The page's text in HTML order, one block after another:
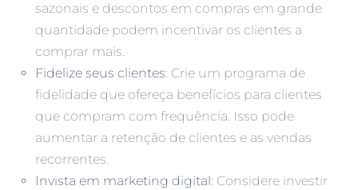
sazonais e descontos em compras em grande
quantidade podem incentivar os clientes a
comprar mais.
Fidelize seus clientes: Crie um programa de
fidelidade que ofereça benefícios para clientes
que compram com frequência. Isso pode
aumentar a retenção de clientes e as vendas
recorrentes.
Invista em marketing digital : Considere investir